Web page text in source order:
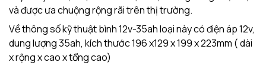
và được ưa chuộng rộng rãi trên thị trường.
Về thông số kỹ thuật bình 12v-35ah loại này có điện áp 12v,
dung lượng 35ah, kích thước 196 x129 x 199 x 223mm ( dài
x rộng x cao x tổng cao)